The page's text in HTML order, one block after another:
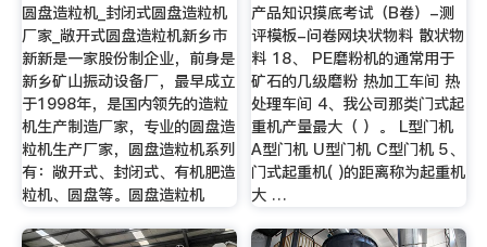
圆盘造粒机_封闭式圆盘造粒机
厂家_敞开式圆盘造粒机新乡市
新新是一家股份制企业，前身是
新乡矿山振动设备厂，最早成立
于1998年，是国内领先的造粒
机生产制造厂家，专业的圆盘造
粒机生产厂家，圆盘造粒机系列
有：敞开式、封闭式、有机肥造
粒机、圆盘等。圆盘造粒机
产品知识摸底考试（B卷）-测
评模板-问卷网块状物料 散状物
料 18、 PE磨粉机的通常用于
矿石的几级磨粉 热加工车间 热
处理车间 4、我公司那类门式起
重机产量最大（ ）。 L型门机
A型门机 U型门机 C型门机 5、
门式起重机( )的距离称为起重机
大 …